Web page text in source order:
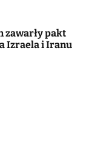
zawarły pakt
Izraela i Iranu